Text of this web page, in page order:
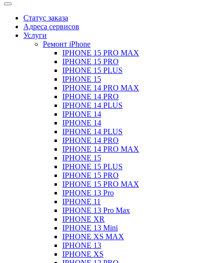
Статус заказа
Адреса сервисов
Услуги
Ремонт iPhone
IPHONE 15 PRO MAX
IPHONE 15 PRO
IPHONE 15 PLUS
IPHONE 15
IPHONE 14 PRO MAX
IPHONE 14 PRO
IPHONE 14 PLUS
IPHONE 14
IPHONE 14
IPHONE 14 PLUS
IPHONE 14 PRO
IPHONE 14 PRO MAX
IPHONE 15
IPHONE 15 PLUS
IPHONE 15 PRO
IPHONE 15 PRO MAX
IPHONE 13 Pro
IPHONE 11
IPHONE 13 Pro Max
IPHONE XR
IPHONE 13 Mini
IPHONE XS MAX
IPHONE 13
IPHONE XS